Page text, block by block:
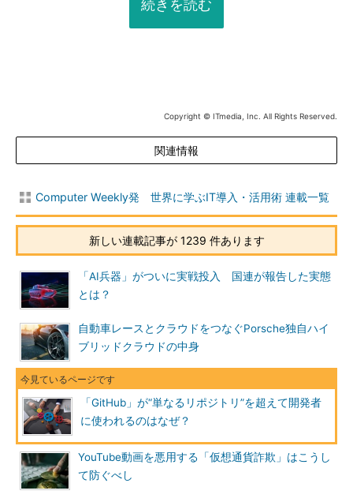
続きを読む
Copyright © ITmedia, Inc. All Rights Reserved.
関連情報
Computer Weekly発 世界に学ぶIT導入・活用術 連載一覧
新しい連載記事が 1239 件あります
「AI兵器」がついに実戦投入 国連が報告した実態
とは？
自動車レースとクラウドをつなぐPorsche独自ハイ
ブリッドクラウドの中身
「GitHub」が“単なるリポジトリ”を超えて開発者
に使われるのはなぜ？
YouTube動画を悪用する「仮想通貨詐欺」はこうし
て防ぐべし